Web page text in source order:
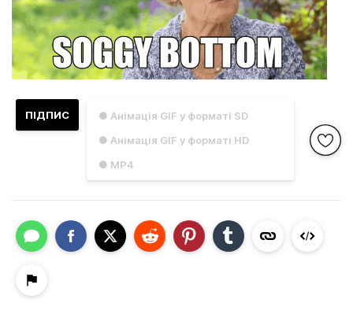
● Анімація GIF у форматі SD
● Анімація GIF у форматі HD
● MP4
ПІДПИС